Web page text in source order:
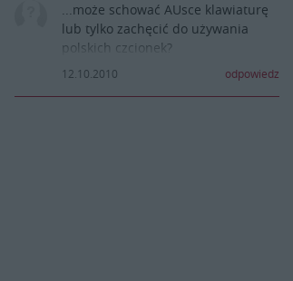
...może schować AUsce klawiaturę
lub tylko zachęcić do używania
polskich czcionek?
AUska, PLIS,wybaczę Ci to co
12.10.2010 odpowiedz